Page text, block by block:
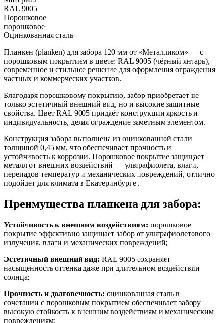
RAL 9005
Порошковое
порошковое
Оцинкованная сталь
Планкен (planken) для забора 120 мм от «Металликом» — с
порошковым покрытием в цвете: RAL 9005 (чёрный янтарь),
современное и стильное решение для оформления ограждения
частных и коммерческих участков.
Благодаря порошковому покрытию, забор приобретает не
только эстетичный внешний вид, но и высокие защитные
свойства. Цвет RAL 9005 придаёт конструкции яркость и
индивидуальность, делая ограждение заметным элементом.
Конструкция забора выполнена из оцинкованной стали
толщиной 0,45 мм, что обеспечивает прочность и
устойчивость к коррозии. Порошковое покрытие защищает
металл от внешних воздействий — ультрафиолета, влаги,
перепадов температур и механических повреждений, отлично
подойдет для климата в Екатеринбурге .
Преимущества планкена для забора:
Устойчивость к внешним воздействиям: порошковое
покрытие эффективно защищает забор от ультрафиолетового
излучения, влаги и механических повреждений;
Эстетичный внешний вид: RAL 9005 сохраняет
насыщенность оттенка даже при длительном воздействии
солнца;
Прочность и долговечность: оцинкованная сталь в
сочетании с порошковым покрытием обеспечивает забору
высокую стойкость к внешним воздействиям и механическим
повреждениям;